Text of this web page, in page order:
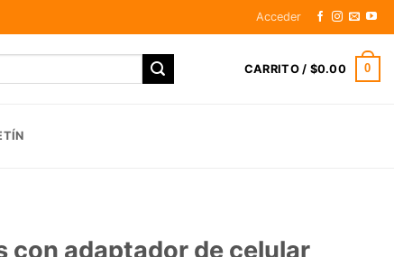
Acceder
CARRITO / $0.00 0
con adaptador de celular